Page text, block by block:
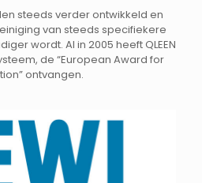
steeds verder ontwikkeld en
van steeds specifiekere
wordt. Al in 2005 heeft QLEEN
de “European Award for
ontvangen.